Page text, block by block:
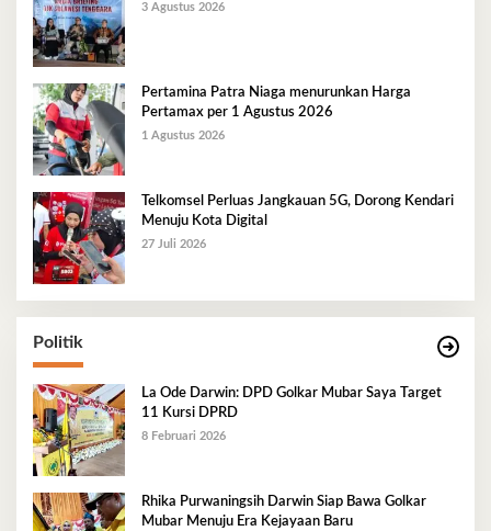
3 Agustus 2026
Pertamina Patra Niaga menurunkan Harga
Pertamax per 1 Agustus 2026
1 Agustus 2026
Telkomsel Perluas Jangkauan 5G, Dorong Kendari
Menuju Kota Digital
27 Juli 2026
Politik
La Ode Darwin: DPD Golkar Mubar Saya Target
11 Kursi DPRD
8 Februari 2026
Rhika Purwaningsih Darwin Siap Bawa Golkar
Mubar Menuju Era Kejayaan Baru